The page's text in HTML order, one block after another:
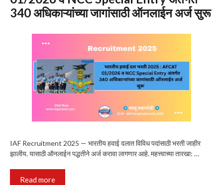
340 अधिकाऱ्यांच्या जागांसाठी ऑनलाईन अर्ज सुरू
IAF Recruitment 2025 — भारतीय हवाई दलात विविध पदांसाठी भरती जाहीर
झालीय. यासाठी ऑनलाईन पद्धतीने अर्ज करावा लागणार आहे. महत्त्वाच्या तारखा: …
Read more